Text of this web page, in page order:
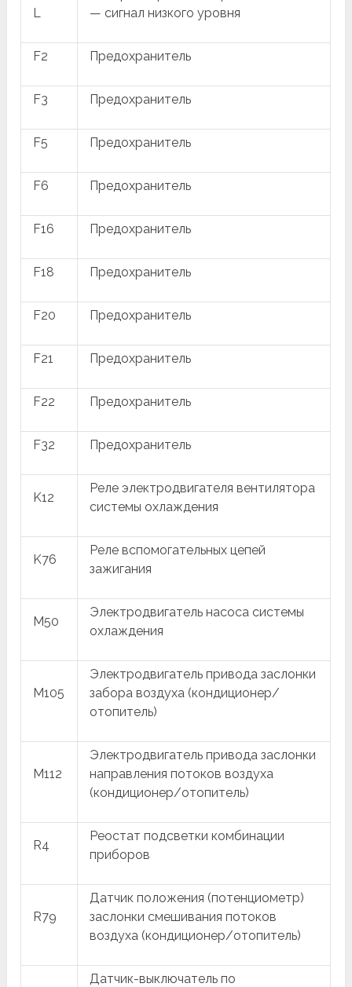
L
— сигнал низкого уровня
F2 Предохранитель
F3 Предохранитель
F5 Предохранитель
F6 Предохранитель
F16 Предохранитель
F18 Предохранитель
F20 Предохранитель
F21 Предохранитель
F22 Предохранитель
F32 Предохранитель
K12
Реле электродвигателя вентилятора
системы охлаждения
K76
Реле вспомогательных цепей
зажигания
M50
Электродвигатель насоса системы
охлаждения
M105
Электродвигатель привода заслонки
забора воздуха (кондиционер/
отопитель)
M112
Электродвигатель привода заслонки
направления потоков воздуха
(кондиционер/отопитель)
R4
Реостат подсветки комбинации
приборов
R79
Датчик положения (потенциометр)
заслонки смешивания потоков
воздуха (кондиционер/отопитель)
Датчик-выключатель по